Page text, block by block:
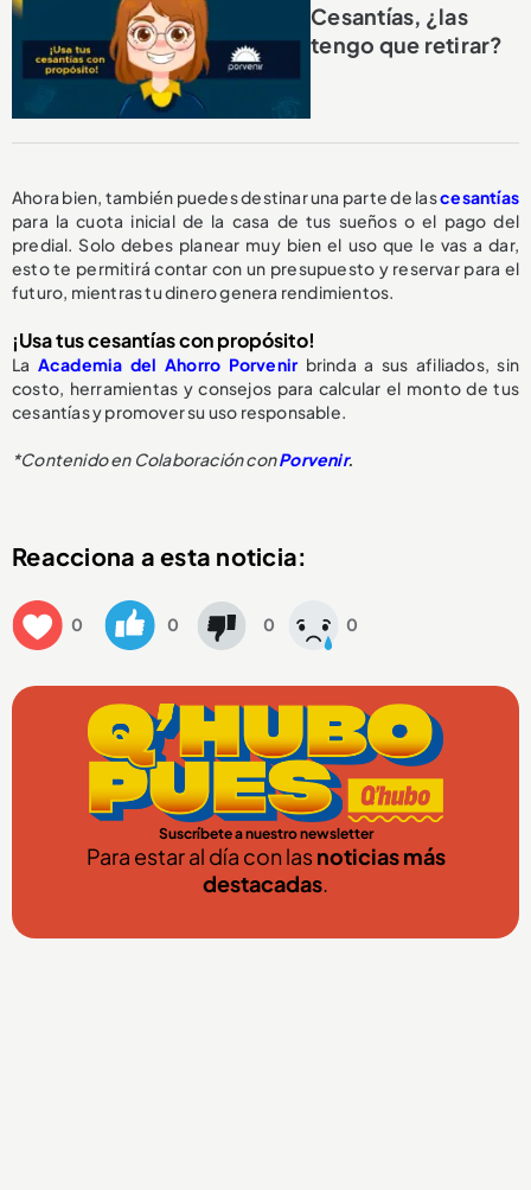
Cesantías, ¿las
tengo que retirar?
Ahora bien, también puedes destinar una parte de lascesantías
para la cuota inicial de la casa de tus sueños o el pago del
predial. Solo debes planear muy bien el uso que le vas a dar,
esto te permitirá contar con un presupuesto y reservar para el
futuro, mientras tu dinero genera rendimientos.
¡Usa tus cesantías con propósito!
La Academia del Ahorro Porvenir brinda a sus afiliados, sin
costo, herramientas y consejos para calcular el monto de tus
cesantías y promover su uso responsable.
*Contenido en Colaboración conPorvenir.
Reacciona a esta noticia:
0 0 0 0
Suscríbete a nuestro newsletter
Para estar al día con lasnoticias más
destacadas.